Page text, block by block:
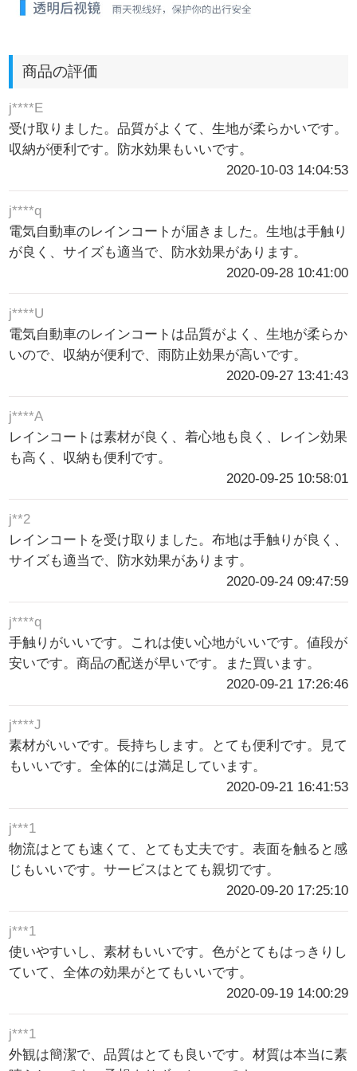
商品の評価
j****E
受け取りました。品質がよくて、生地が柔らかいです。
収納が便利です。防水効果もいいです。
2020-10-03 14:04:53
j****q
電気自動車のレインコートが届きました。生地は手触り
が良く、サイズも適当で、防水効果があります。
2020-09-28 10:41:00
j****U
電気自動車のレインコートは品質がよく、生地が柔らか
いので、収納が便利で、雨防止効果が高いです。
2020-09-27 13:41:43
j****A
レインコートは素材が良く、着心地も良く、レイン効果
も高く、収納も便利です。
2020-09-25 10:58:01
j**2
レインコートを受け取りました。布地は手触りが良く、
サイズも適当で、防水効果があります。
2020-09-24 09:47:59
j****q
手触りがいいです。これは使い心地がいいです。値段が
安いです。商品の配送が早いです。また買います。
2020-09-21 17:26:46
j****J
素材がいいです。長持ちします。とても便利です。見て
もいいです。全体的には満足しています。
2020-09-21 16:41:53
j***1
物流はとても速くて、とても丈夫です。表面を触ると感
じもいいです。サービスはとても親切です。
2020-09-20 17:25:10
j***1
使いやすいし、素材もいいです。色がとてもはっきりし
ていて、全体の効果がとてもいいです。
2020-09-19 14:00:29
j***1
外観は簡潔で、品質はとても良いです。材質は本当に素